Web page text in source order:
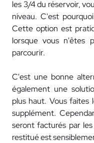
les 3/4 du réservoir,
niveau. C'est
Cette option est
lorsque vous n'êtes
parcourir.
C'est une bonne
également une
plus haut. Vous faites
supplément.
seront facturés par
restitué est